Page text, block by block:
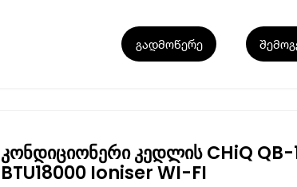
გადმოწერე
კონდიციონერი კედლის CHiQ QB-
BTU18000 Ioniser WI-FI